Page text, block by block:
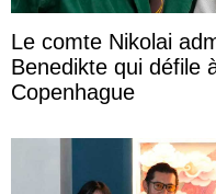
Le comte Nikolai
Benedikte qui défile
Copenhague